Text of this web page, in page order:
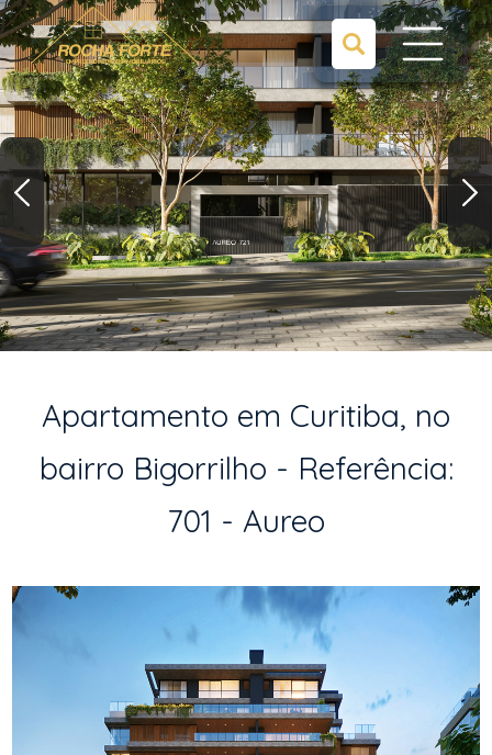
Apartamento em Curitiba, no
bairro Bigorrilho - Referência:
701 - Aureo